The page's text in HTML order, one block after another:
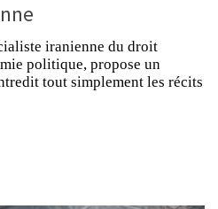
iranienne du droit
politique, propose un
tout simplement les récits